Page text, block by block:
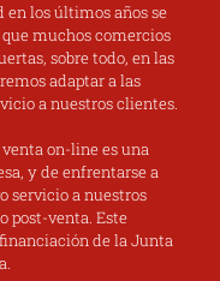
en los últimos años se
muchos comercios
sobre todo, en las
adaptar a las
a nuestros clientes.
on-line es una
y de enfrentarse a
servicio a nuestros
post-venta. Este
de la Junta